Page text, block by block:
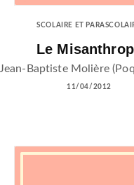
SCOLAIRE ET
Le
Jean-Baptiste Molière
11/04/2012